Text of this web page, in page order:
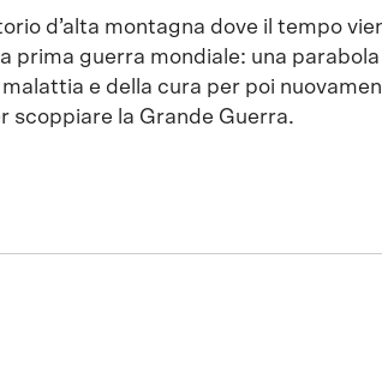
d’alta montagna dove il tempo
prima guerra mondiale: una parabola
e della cura per poi
scoppiare la Grande Guerra.